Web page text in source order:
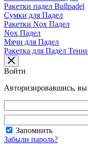
Ракетки падел Bullpadel
Сумки для Падел
Ракетки Nox Падел
Nox Падел
Мячи для Падел
Ракетка для Падел
Войти
Авторизировавшись, вы
Запомнить
Забыли пароль?